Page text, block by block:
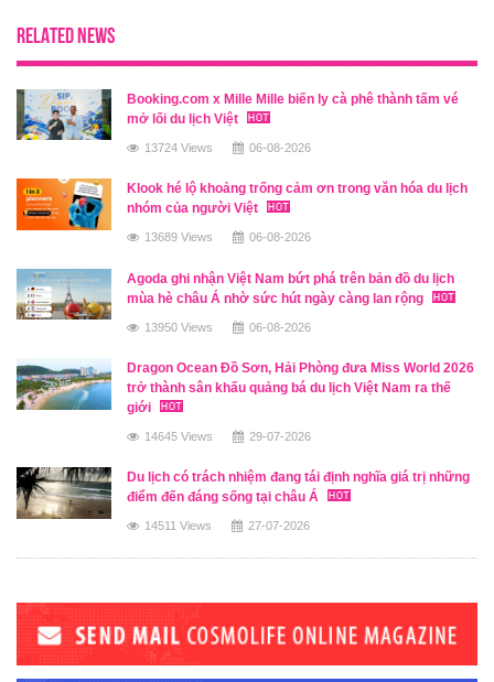
RELATED NEWS
Booking.com x Mille Mille biến ly cà phê thành tấm vé
mở lối du lịch Việt
13724 Views 06-08-2026
Klook hé lộ khoảng trống cảm ơn trong văn hóa du lịch
nhóm của người Việt
13689 Views 06-08-2026
Agoda ghi nhận Việt Nam bứt phá trên bản đồ du lịch
mùa hè châu Á nhờ sức hút ngày càng lan rộng
13950 Views 06-08-2026
Dragon Ocean Đồ Sơn, Hải Phòng đưa Miss World 2026
trở thành sân khấu quảng bá du lịch Việt Nam ra thế
giới
14645 Views 29-07-2026
Du lịch có trách nhiệm đang tái định nghĩa giá trị những
điểm đến đáng sống tại châu Á
14511 Views 27-07-2026